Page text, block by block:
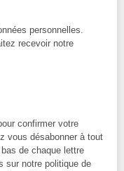
personnelles.
recevoir notre
confirmer votre
vous désabonner à tout
de chaque lettre
sur notre politique de